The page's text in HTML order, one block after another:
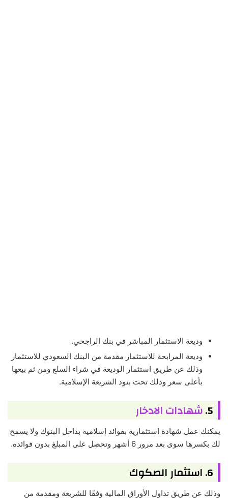
وديعة الاستثمار المباشر في بنك الراجحي.
وديعة المرابحة للاستثمار مقدمة من البنك السعودي للاستثمار
وذلك عن طريق استثمار الوديعة في شراء السلع ومن ثم بيعها
بأعلى سعر وذلك تحت بنود الشريعة الإسلامية.
5. شهادات الادخار
يمكنك عمل شهادة استثمارية بفوائد إسلامية بداخل البنوك ولا يسمح
لك بكسرها سوى بعد مرور 6 أشهر وتحصل على المبلغ بدون فوائده.
6. استثمار الصكوك
وذلك عن طريق تداول الأوراق المالية وفقًا للشريعة ومقدمة من